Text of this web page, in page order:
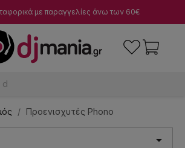
με παραγγελίες άνω των 60€
μίκτες
Προενισχυτές Phono
